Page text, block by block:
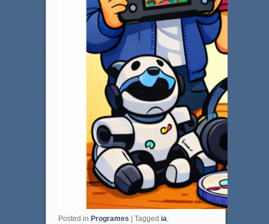
Posted in Programes Tagged ia,